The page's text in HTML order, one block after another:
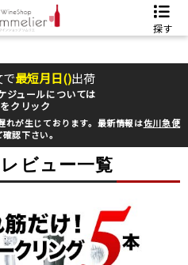
探す
最短月日()出荷
ジュールについては
クリック
れが生じております。最新情報は佐川急便
確認下さい。
ビュー一覧